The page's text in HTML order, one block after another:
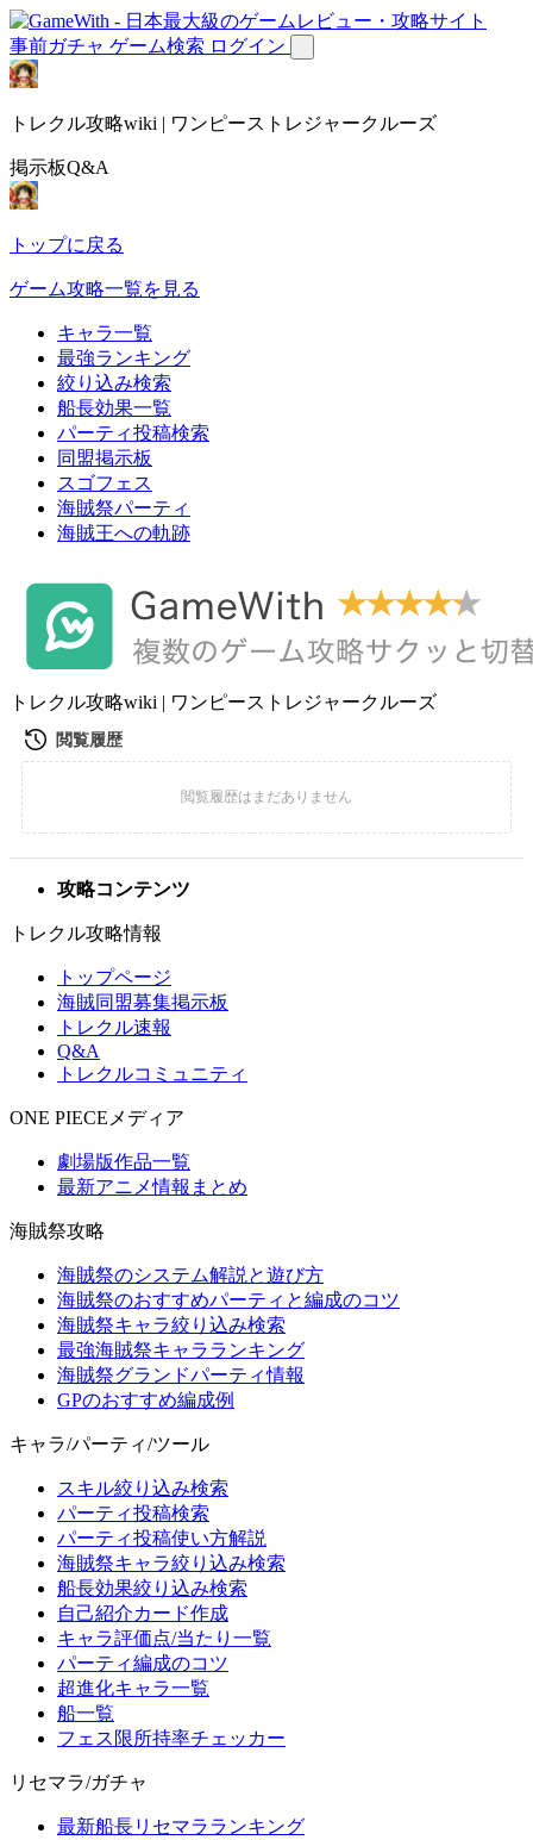
事前ガチャ ゲーム検索 ログイン
トレクル攻略wiki | ワンピーストレジャークルーズ
掲示板Q&A
トップに戻る
ゲーム攻略一覧を見る
キャラ一覧
最強ランキング
絞り込み検索
船長効果一覧
パーティ投稿検索
同盟掲示板
スゴフェス
海賊祭パーティ
海賊王への軌跡
トレクル攻略wiki | ワンピーストレジャークルーズ
攻略コンテンツ
トレクル攻略情報
トップページ
海賊同盟募集掲示板
トレクル速報
Q&A
トレクルコミュニティ
ONE PIECEメディア
劇場版作品一覧
最新アニメ情報まとめ
海賊祭攻略
海賊祭のシステム解説と遊び方
海賊祭のおすすめパーティと編成のコツ
海賊祭キャラ絞り込み検索
最強海賊祭キャラランキング
海賊祭グランドパーティ情報
GPのおすすめ編成例
キャラ/パーティ/ツール
スキル絞り込み検索
パーティ投稿検索
パーティ投稿使い方解説
海賊祭キャラ絞り込み検索
船長効果絞り込み検索
自己紹介カード作成
キャラ評価点/当たり一覧
パーティ編成のコツ
超進化キャラ一覧
船一覧
フェス限所持率チェッカー
リセマラ/ガチャ
最新船長リセマラランキング